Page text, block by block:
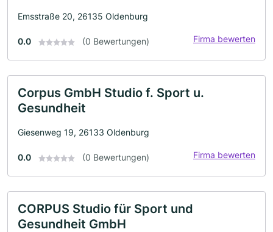
Emsstraße 20, 26135 Oldenburg
0.0 (0 Bewertungen) Firma bewerten
Corpus GmbH Studio f. Sport u.
Gesundheit
Giesenweg 19, 26133 Oldenburg
0.0 (0 Bewertungen) Firma bewerten
CORPUS Studio für Sport und
Gesundheit GmbH